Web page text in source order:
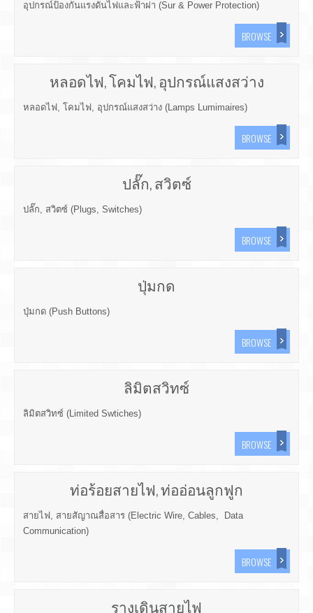
อุปกรณ์ป้องกันแรงดันไฟและฟ้าผ่า (Sur & Power Protection)
BROWSE
หลอดไฟ, โคมไฟ, อุปกรณ์แสงสว่าง
หลอดไฟ, โคมไฟ, อุปกรณ์แสงสว่าง (Lamps Lumimaires)
BROWSE
ปลั๊ก, สวิตซ์
ปลั๊ก, สวิตซ์ (Plugs, Switches)
BROWSE
ปุ่มกด
ปุ่มกด (Push Buttons)
BROWSE
ลิมิตสวิทซ์
ลิมิตสวิทซ์ (Limited Swtiches)
BROWSE
ท่อร้อยสายไฟ, ท่ออ่อนลูกฟูก
สายไฟ, สายสัญาณสื่อสาร (Electric Wire, Cables, Data
Communication)
BROWSE
รางเดินสายไฟ